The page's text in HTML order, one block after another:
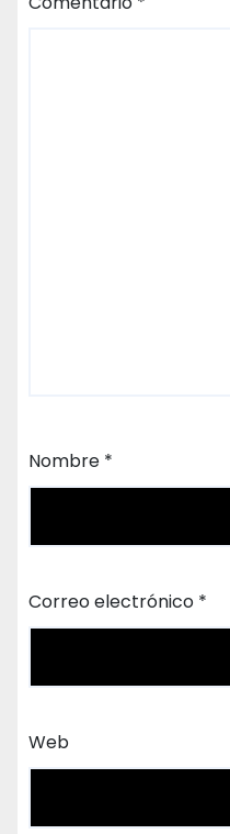
Nombre *
Correo electrónico *
Web